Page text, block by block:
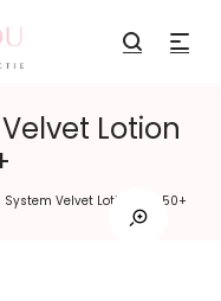
Lotion
Velvet Lotion SPF 50+